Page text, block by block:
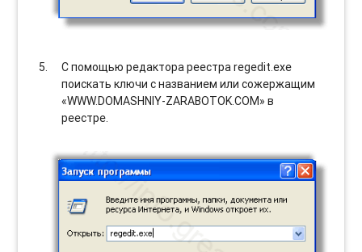
С помощью редактора реестра regedit.exe
поискать ключи с названием или сожержащим
«WWW.DOMASHNIY-ZARABOTOK.COM» в
реестре.